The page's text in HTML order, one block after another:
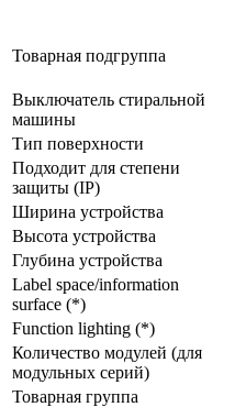
Товарная подгруппа
Выключатель стиральной
машины
Тип поверхности
Подходит для степени
защиты (IP)
Ширина устройства
Высота устройства
Глубина устройства
Label space/information
surface (*)
Function lighting (*)
Количество модулей (для
модульных серий)
Товарная группа